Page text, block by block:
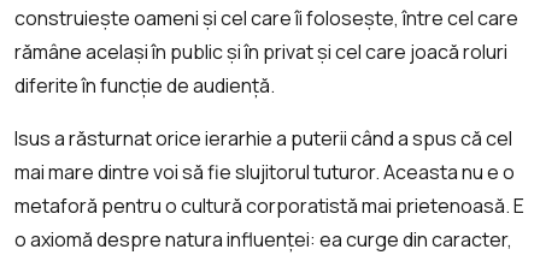
construiește oameni și cel care îi folosește, între cel care
rămâne același în public și în privat și cel care joacă roluri
diferite în funcție de audiență.
Isus a răsturnat orice ierarhie a puterii când a spus că cel
mai mare dintre voi să fie slujitorul tuturor. Aceasta nu e o
metaforă pentru o cultură corporatistă mai prietenoasă. E
o axiomă despre natura influenței: ea curge din caracter,